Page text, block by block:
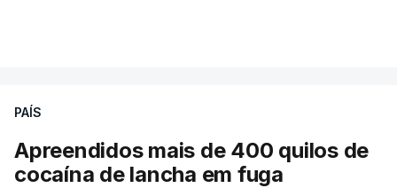
PAÍS
Apreendidos mais de 400 quilos de
cocaína de lancha em fuga